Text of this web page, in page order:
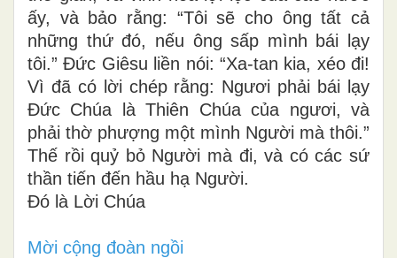
ấy, và bảo rằng: “Tôi sẽ cho ông tất cả
những thứ đó, nếu ông sấp mình bái lạy
tôi.” Đức Giêsu liền nói: “Xa-tan kia, xéo đi!
Vì đã có lời chép rằng: Ngươi phải bái lạy
Đức Chúa là Thiên Chúa của ngươi, và
phải thờ phượng một mình Người mà thôi.”
Thế rồi quỷ bỏ Người mà đi, và có các sứ
thần tiến đến hầu hạ Người.
Đó là Lời Chúa
Mời cộng đoàn ngồi